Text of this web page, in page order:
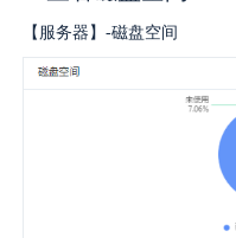
广告媒体
【服务器】-磁盘空间